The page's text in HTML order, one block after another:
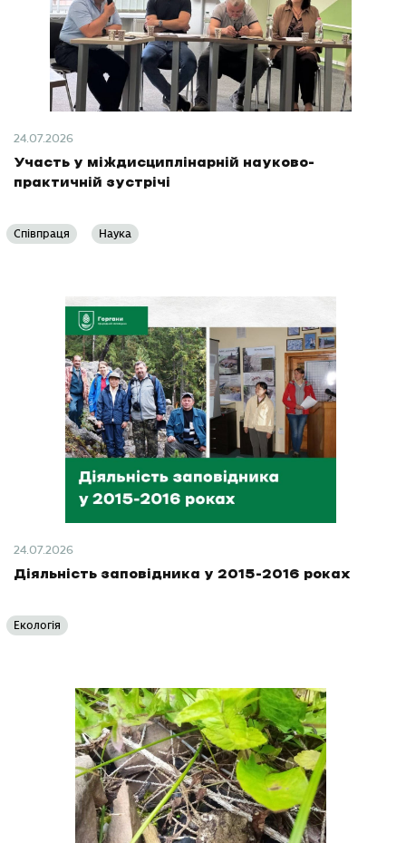
24.07.2026
Участь у міждисциплінарній науково-
практичній зустрічі
Співпраця Наука
24.07.2026
Діяльність заповідника у 2015-2016 роках
Екологія